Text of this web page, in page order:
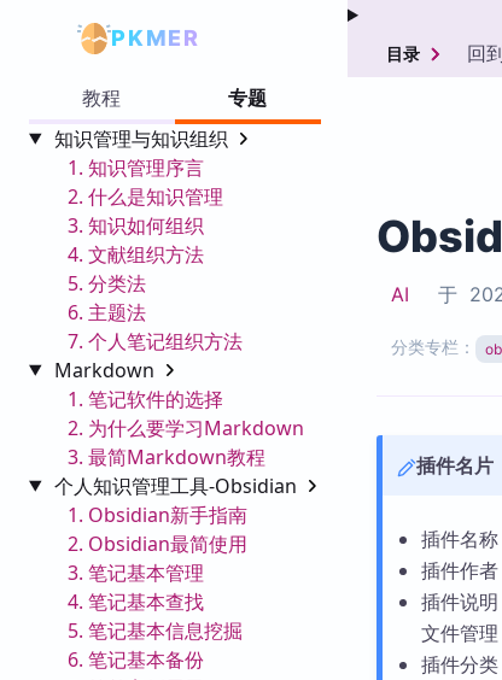
PKMER
教程
专题
知识管理与知识组织
1. 知识管理序言
2. 什么是知识管理
3. 知识如何组织
4. 文献组织方法
5. 分类法
6. 主题法
7. 个人笔记组织方法
Markdown
1. 笔记软件的选择
2. 为什么要学习Markdown
3. 最简Markdown教程
个人知识管理工具-Obsidian
1. Obsidian新手指南
2. Obsidian最简使用
3. 笔记基本管理
4. 笔记基本查找
5. 笔记基本信息挖掘
6. 笔记基本备份
目录 回
AI 于
分类专栏：
插件名片
插件名
插件作
插件说
文件管
插件分类